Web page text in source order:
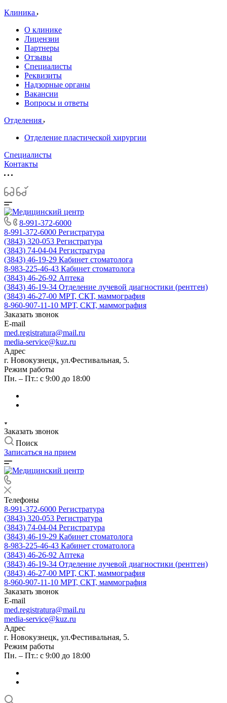
Клиника
О клинике
Лицензии
Партнеры
Отзывы
Специалисты
Реквизиты
Надзорные органы
Вакансии
Вопросы и ответы
Отделения
Отделение пластической хирургии
Специалисты
Контакты
8-991-372-6000
8-991-372-6000 Регистратура
(3843) 320-053 Регистратура
(3843) 74-04-04 Регистратура
(3843) 46-19-29 Кабинет стоматолога
8-983-225-46-43 Кабинет стоматолога
(3843) 46-26-92 Аптека
(3843) 46-19-34 Отделение лучевой диагностики (рентген)
(3843) 46-27-00 МРТ, СКТ, маммография
8-960-907-11-10 МРТ, СКТ, маммография
Заказать звонок
E-mail
med.registratura@mail.ru
media-service@kuz.ru
Адрес
г. Новокузнецк, ул.Фестивальная, 5.
Режим работы
Пн. – Пт.: с 9:00 до 18:00
Заказать звонок
Поиск
Записаться на прием
Телефоны
8-991-372-6000 Регистратура
(3843) 320-053 Регистратура
(3843) 74-04-04 Регистратура
(3843) 46-19-29 Кабинет стоматолога
8-983-225-46-43 Кабинет стоматолога
(3843) 46-26-92 Аптека
(3843) 46-19-34 Отделение лучевой диагностики (рентген)
(3843) 46-27-00 МРТ, СКТ, маммография
8-960-907-11-10 МРТ, СКТ, маммография
Заказать звонок
E-mail
med.registratura@mail.ru
media-service@kuz.ru
Адрес
г. Новокузнецк, ул.Фестивальная, 5.
Режим работы
Пн. – Пт.: с 9:00 до 18:00